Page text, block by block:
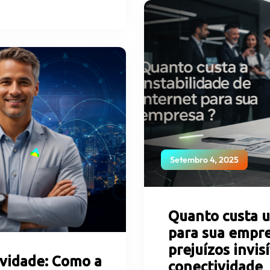
Setembro 4, 2025
Quanto custa
para sua
prejuízos
Como a